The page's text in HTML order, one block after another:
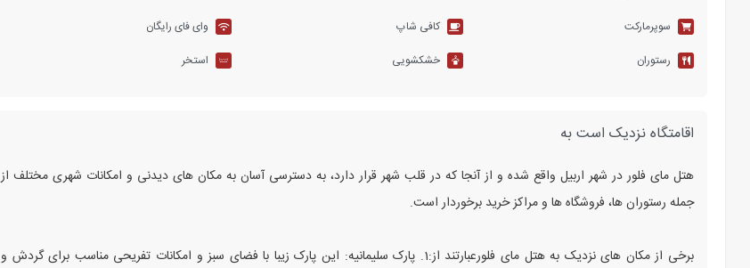
سوپرمارکت کافی شاپ
وای فای رایگان
رستوران
خشکشویی استخر
اقامتگاه نزدیک است به
هتل مای فلور در شهر اربیل واقع شده و از آنجا که در قلب شهر قرار دارد، به دسترسی آسان به مکان‌ های دیدنی و امکانات شهری مختلف از
جمله رستوران‌ ها، فروشگاه‌ ها و مراکز خرید برخوردار است.
برخی از مکان‌ های نزدیک به هتل مای فلورعبارتند از:1. پارک سلیمانیه: این پارک زیبا با فضای سبز و امکانات تفریحی مناسب برای گردش و